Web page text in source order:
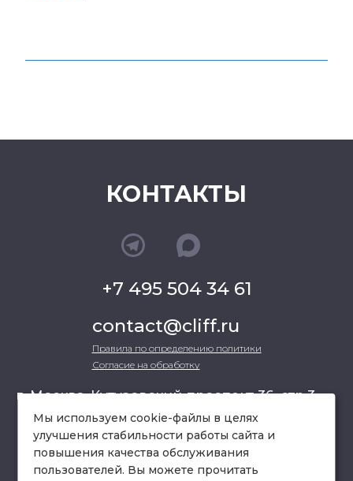
КОНТАКТЫ
+7 495 504 34 61
contact@cliff.ru
Правила по определению политики
Согласие на обработку
г. Москва, Кутузовский проспект 36, стр.3 ,
офис 301
схема проезда
Мы используем cookie-файлы в целях
улучшения стабильности работы сайта и
повышения качества обслуживания
пользователей. Вы можете прочитать